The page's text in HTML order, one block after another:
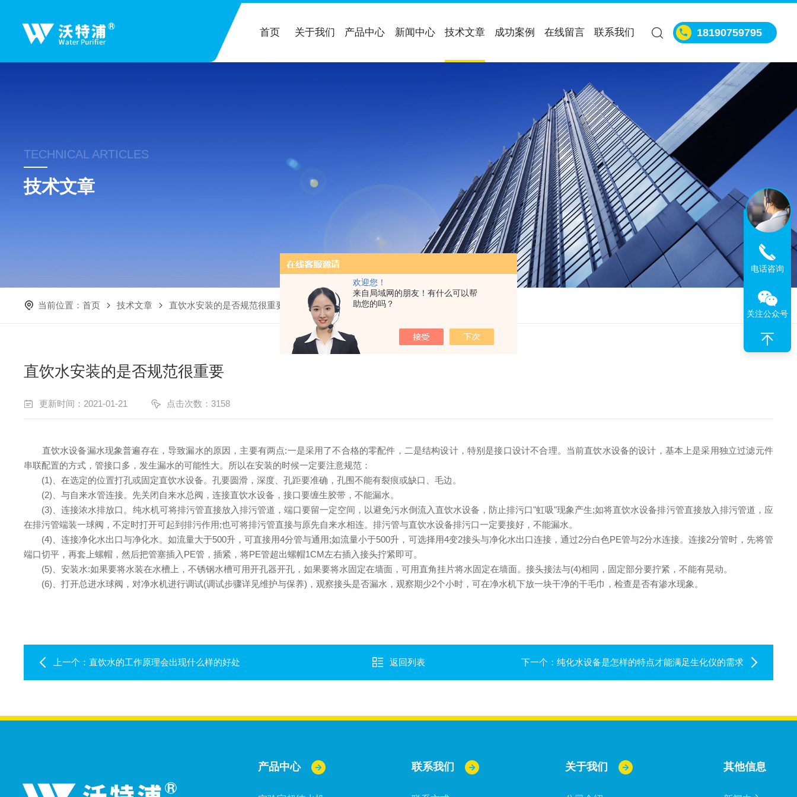
欢迎您！
来自局域网的朋友！有什么可以帮
助您的吗？
18190759795
首页 关于我们 产品中心 新闻中心 技术文章 成功案例 在线留言 联系我们
TECHNICAL ARTICLES
技术文章
当前位置：首页 技术文章 直饮水安装的是否规范很重要
直饮水安装的是否规范很重要
更新时间：2021-01-21 点击次数：3158
直饮水设备漏水现象普遍存在，导致漏水的原因，主要有两点:一是采用了不合格的零配件，二是结构设计，特别是接口设计不合理。当前直饮水设备的设计，基本上是采用独立过滤元件
串联配置的方式，管接口多，发生漏水的可能性大。所以在安装的时候一定要注意规范：
(1)、在选定的位置打孔或固定直饮水设备。孔要圆滑，深度、孔距要准确，孔围不能有裂痕或缺口、毛边。
(2)、与自来水管连接。先关闭自来水总阀，连接直饮水设备，接口要缠生胶带，不能漏水。
(3)、连接浓水排放口。纯水机可将排污管直接放入排污管道，端口要留一定空间，以避免污水倒流入直饮水设备，防止排污口"虹吸"现象产生;如将直饮水设备排污管直接放入排污管道，应
在排污管端装一球阀，不定时打开可起到排污作用;也可将排污管直接与原先自来水相连。排污管与直饮水设备排污口一定要接好，不能漏水。
(4)、连接净化水出口与净化水。如流量大于500升，可直接用4分管与通用;如流量小于500升，可选择用4变2接头与净化水出口连接，通过2分白色PE管与2分水连接。连接2分管时，先将管
端口切平，再套上螺帽，然后把管塞插入PE管，插紧，将PE管超出螺帽1CM左右插入接头拧紧即可。
(5)、安装水:如果要将水装在水槽上，不锈钢水槽可用开孔器开孔，如果要将水固定在墙面，可用直角挂片将水固定在墙面。接头接法与(4)相同，固定部分要拧紧，不能有晃动。
(6)、打开总进水球阀，对净水机进行调试(调试步骤详见维护与保养)，观察接头是否漏水，观察期少2个小时，可在净水机下放一块干净的干毛巾，检查是否有渗水现象。
上一个：直饮水的工作原理会出现什么样的好处 返回列表 下一个： 纯化水设备是怎样的特点才能满足生化仪的需求
产品中心 联系我们 关于我们 其他信息
电话咨询
关注公众号